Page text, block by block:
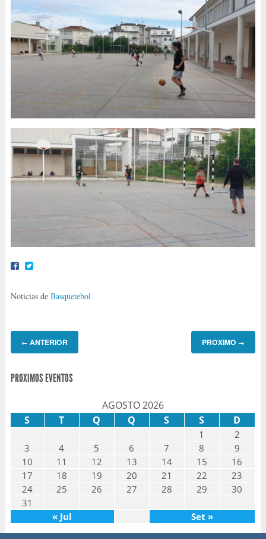
Noticias de Basquetebol
← ANTERIOR PROXIMO →
PROXIMOS EVENTOS
AGOSTO 2026
S
T Q Q S S D
1
2
3
4 5 6 7 8
9
10
11 12 13 14 15
16
17
18 19 20 21 22
23
24
25 26 27 28 29
30
31
« Jul
Set »